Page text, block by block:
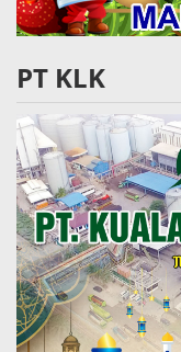
PT KLK